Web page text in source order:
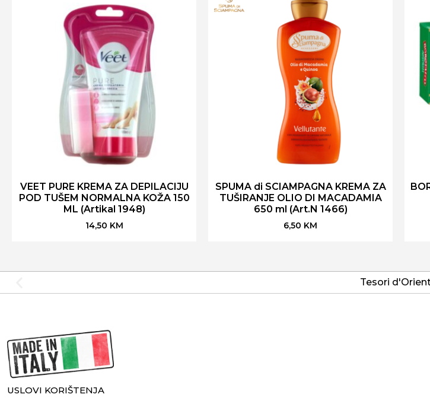
VEET PURE KREMA ZA DEPILACIJU
POD TUŠEM NORMALNA KOŽA 150
ML (Artikal 1948)
14,50 KM
SPUMA di SCIAMPAGNA KREMA ZA
TUŠIRANJE OLIO DI MACADAMIA
650 ml (Art.N 1466)
6,50 KM
Tesori
USLOVI KORIŠTENJA